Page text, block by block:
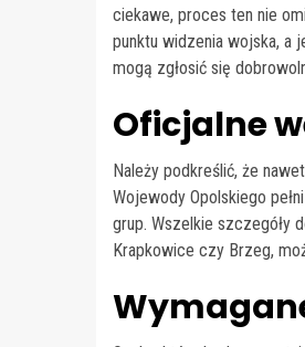
ciekawe, proces ten nie
punktu widzenia wojska, a
mogą zgłosić się
Oficjalne
Należy podkreślić, że
Wojewody Opolskiego
grup. Wszelkie szczegóły
Krapkowice czy Brzeg,